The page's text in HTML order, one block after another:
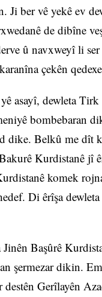
Ji ber vê yekê ev
de dibîne
û navxweyî li
çekên
asayî, dewleta
bombebaran
dike. Belkû me dît
Kurdistanê jî
komek
Di êrîşa
Başûrê
şermezar dikin.
destên Gerîlayên